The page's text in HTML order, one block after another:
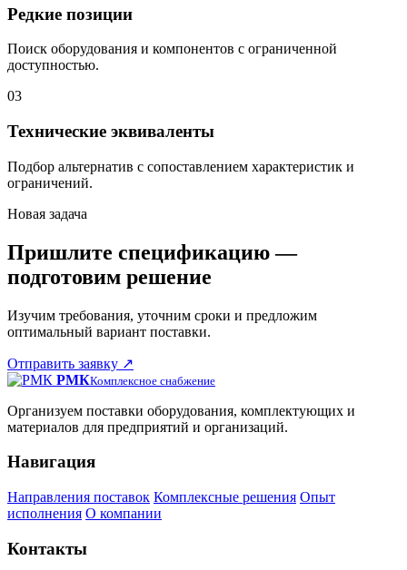
Редкие позиции
Поиск оборудования и компонентов с ограниченной
доступностью.
03
Технические эквиваленты
Подбор альтернатив с сопоставлением характеристик и
ограничений.
Новая задача
Пришлите спецификацию —
подготовим решение
Изучим требования, уточним сроки и предложим
оптимальный вариант поставки.
Отправить заявку ↗
РМККомплексное снабжение
Организуем поставки оборудования, комплектующих и
материалов для предприятий и организаций.
Навигация
Направления поставок Комплексные решения Опыт
исполнения О компании
Контакты